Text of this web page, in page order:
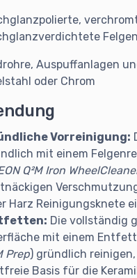
Felgen
Auspuffanlagen
oder Chrom
Vorreinigung:
mit einem
Q²M Iron
Harz Reinigungsknete
Die vollständig
mit einem
Prep) gründlich
Basis für die